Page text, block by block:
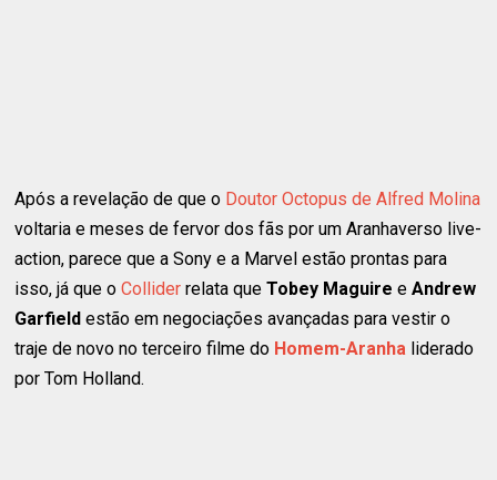
Após a revelação de que o Doutor Octopus de Alfred Molina
voltaria e meses de fervor dos fãs por um Aranhaverso live-
action, parece que a Sony e a Marvel estão prontas para
isso, já que oCollider relata queTobey Maguire eAndrew
Garfield estão em negociações avançadas para vestir o
traje de novo no terceiro filme do Homem-Aranha liderado
por Tom Holland.